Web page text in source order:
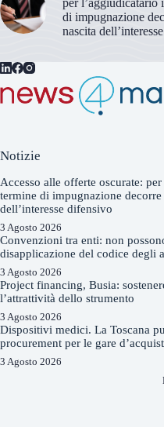
per l’aggiudicatario
di impugnazione
nascita
Notizie
Accesso alle offerte oscurate:
termine di impugnazione decorre
dell’interesse difensivo
3 Agosto 2026
Convenzioni tra enti: non
disapplicazione del codice degli
3 Agosto 2026
Project financing, Busia:
l’attrattività dello strumento
3 Agosto 2026
Dispositivi medici. La Toscana
procurement per le gare
3 Agosto 2026